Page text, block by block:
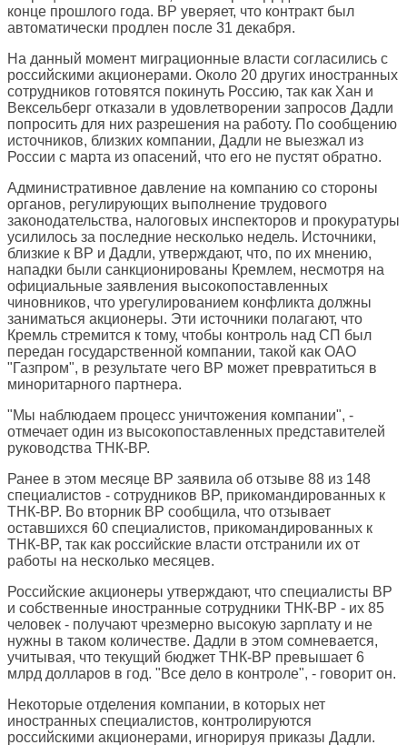
конце прошлого года. BP уверяет, что контракт был
автоматически продлен после 31 декабря.
На данный момент миграционные власти согласились с
российскими акционерами. Около 20 других иностранных
сотрудников готовятся покинуть Россию, так как Хан и
Вексельберг отказали в удовлетворении запросов Дадли
попросить для них разрешения на работу. По сообщению
источников, близких компании, Дадли не выезжал из
России с марта из опасений, что его не пустят обратно.
Административное давление на компанию со стороны
органов, регулирующих выполнение трудового
законодательства, налоговых инспекторов и прокуратуры
усилилось за последние несколько недель. Источники,
близкие к BP и Дадли, утверждают, что, по их мнению,
нападки были санкционированы Кремлем, несмотря на
официальные заявления высокопоставленных
чиновников, что урегулированием конфликта должны
заниматься акционеры. Эти источники полагают, что
Кремль стремится к тому, чтобы контроль над СП был
передан государственной компании, такой как ОАО
"Газпром", в результате чего BP может превратиться в
миноритарного партнера.
"Мы наблюдаем процесс уничтожения компании", -
отмечает один из высокопоставленных представителей
руководства ТНК-BP.
Ранее в этом месяце BP заявила об отзыве 88 из 148
специалистов - сотрудников BP, прикомандированных к
ТНК-BP. Во вторник BP сообщила, что отзывает
оставшихся 60 специалистов, прикомандированных к
ТНК-BP, так как российские власти отстранили их от
работы на несколько месяцев.
Российские акционеры утверждают, что специалисты BP
и собственные иностранные сотрудники ТНК-BP - их 85
человек - получают чрезмерно высокую зарплату и не
нужны в таком количестве. Дадли в этом сомневается,
учитывая, что текущий бюджет ТНК-BP превышает 6
млрд долларов в год. "Все дело в контроле", - говорит он.
Некоторые отделения компании, в которых нет
иностранных специалистов, контролируются
российскими акционерами, игнорируя приказы Дадли.